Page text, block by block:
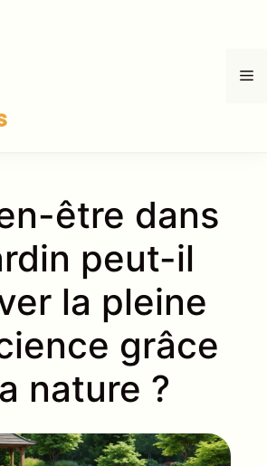
être dans
peut-il
la pleine
grâce
nature ?